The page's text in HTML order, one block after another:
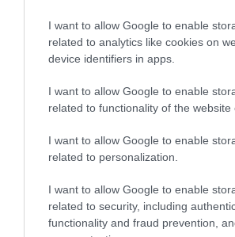
I want to allow Google to enable
related to analytics like cookies on
device identifiers in apps.
I want to allow Google to enable
related to functionality of the website
I want to allow Google to enable
related to personalization.
I want to allow Google to enable
related to security, including
functionality and fraud prevention,
Εύβοια: Σε αυτό το γραφικό χωριό
μοίρασαν Κεσκέσι τη
Μεταμόρφωση του Σωτήρος
Ποιες περιοχές δεν θα έχουν
Εορτολόγιο: Ποιοι γιορτάζουν
σήμερα, Παρασκευή 7 Αυγούστου
Σοκαριστικό βίντεο:
αρπάζει ψάρι λίγα
εκατοστά από ψαρά
Η Γη
Ήλιο –